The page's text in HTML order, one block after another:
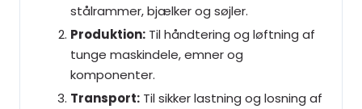
stålrammer, bjælker og søjler.
Produktion: Til håndtering og løftning af
tunge maskindele, emner og
komponenter.
Transport: Til sikker lastning og losning af